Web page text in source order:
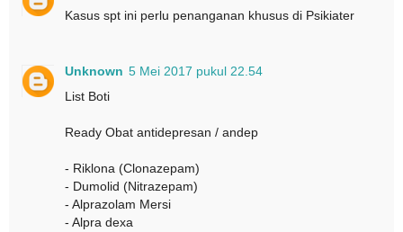
Kasus spt ini perlu penanganan khusus di Psikiater
Unknown 5 Mei 2017 pukul 22.54
List Boti
Ready Obat antidepresan / andep
- Riklona (Clonazepam)
- Dumolid (Nitrazepam)
- Alprazolam Mersi
- Alpra dexa